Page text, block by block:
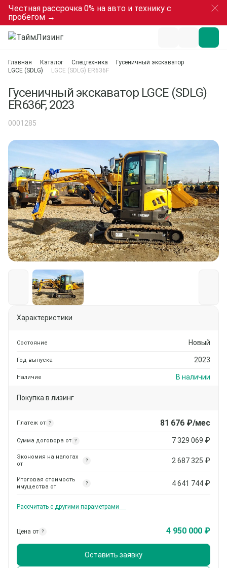
Честная рассрочка 0% на авто и технику с
пробегом →
Главная Каталог Спецтехника
Гусеничный экскаватор
LGCE (SDLG)
LGCE (SDLG) ER636F
Гусеничный экскаватор LGCE (SDLG)
ER636F, 2023
0001285
Характеристики
Состояние Новый
Год выпуска 2023
Наличие В наличии
Покупка в лизинг
Платеж от ? 81 676₽/мес
Сумма договора от ? 7 329 069 ₽
Экономия на налогах
от
? 2 687 325 ₽
Итоговая стоимость
имущества от
? 4 641 744 ₽
Рассчитать с другими параметрами
Цена от ? 4 950 000 ₽
Оставить заявку